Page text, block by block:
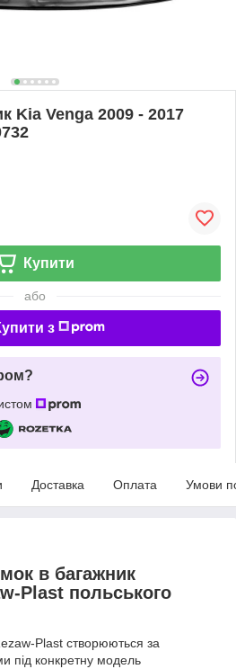
Kia Venga 2009 - 2017
Купити
або
з
Доставка Оплата Умови
в багажник
Plast польського
Plast створюються за
під конкретну модель